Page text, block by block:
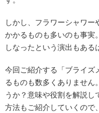
しかし、フラワーシャワ
かかるものも多いのも事実
しなったという演出もある
今回ご紹介する「ブライズ
るものも数多くありません
うか？意味や役割を解説し
方法もご紹介していくので